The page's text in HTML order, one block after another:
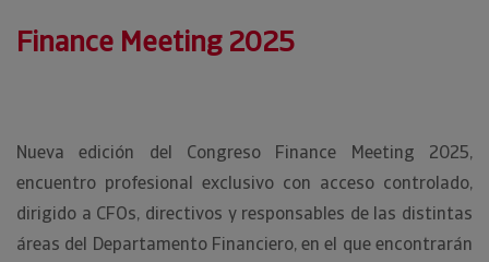
Finance Meeting 2025
Nueva edición del Congreso Finance Meeting 2025,
encuentro profesional exclusivo con acceso controlado,
dirigido a CFOs, directivos y responsables de las distintas
áreas del Departamento Financiero, en el que encontrarán